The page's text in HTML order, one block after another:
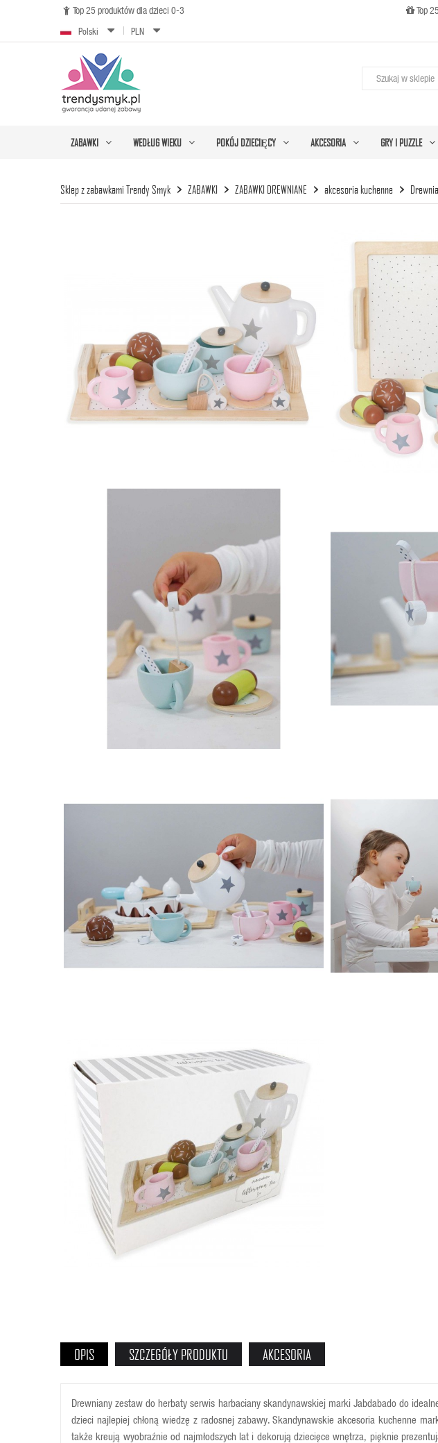
 Top 25 produktów dla dzieci 0-3
Polski
PLN
 Top
ZABAWKI WEDŁUG WIEKU POKÓJ DZIECIĘCY AKCESORIA GRY I PUZZLE
Sklep z zabawkami Trendy Smyk ZABAWKI ZABAWKI DREWNIANE akcesoria kuchenne
OPIS SZCZEGÓŁY PRODUKTU AKCESORIA
Drewniany zestaw do herbaty serwis harbaciany skandynawskiej marki Jabdabado do
dzieci najlepiej chłoną wiedzę z radosnej zabawy. Skandynawskie akcesoria kuchenne
także kreują wyobraźnie od najmłodszych lat i dekorują dziecięce wnętrza, pięknie